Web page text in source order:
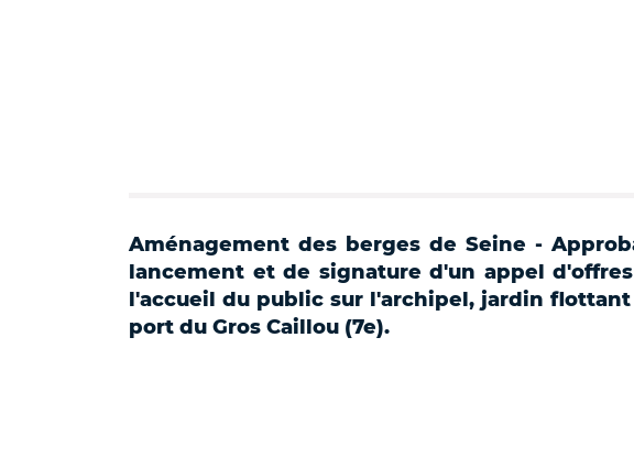
Aménagement des berges de Seine -
lancement et de signature d'un appel
l'accueil du public sur l'archipel, jardin flottant
port du Gros Caillou (7e).